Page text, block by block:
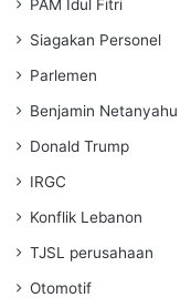
PAM Idul Fitri
Siagakan Personel
Parlemen
Benjamin Netanyahu
Donald Trump
IRGC
Konflik Lebanon
TJSL perusahaan
Otomotif